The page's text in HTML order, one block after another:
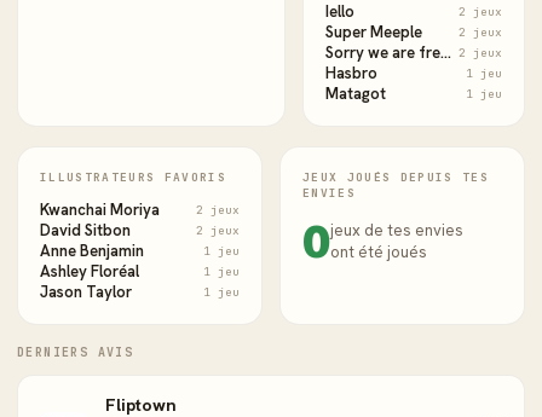
Iello 2 jeux
Super Meeple 2 jeux
Sorry we are french 2 jeux
Hasbro 1 jeu
Matagot 1 jeu
ILLUSTRATEURS FAVORIS
Kwanchai Moriya 2 jeux
David Sitbon 2 jeux
Anne Benjamin 1 jeu
Ashley Floréal 1 jeu
Jason Taylor 1 jeu
JEUX JOUÉS DEPUIS TES
ENVIES
0jeux de tes envies
ont été joués
DERNIERS AVIS
Fliptown